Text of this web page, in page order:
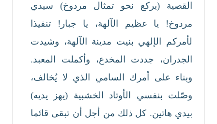
القصية (يركع نحو تمثال مردوخ) سيدي
مردوخ! يا عظيم الآلهة، يا جبار! تنفيذا
لأمركم الإلهي بنيت مدينة الآلهة، وشيدت
الجدران، جددت المخدع، وأكملت المعبد.
وبناء على أمرك السامي الذي لا يُخالف،
وصّلت بنفسي الأوتاد الخشبية (يهز يديه)
بيدي هاتين. كل ذلك من أجل أن تبقى قائما